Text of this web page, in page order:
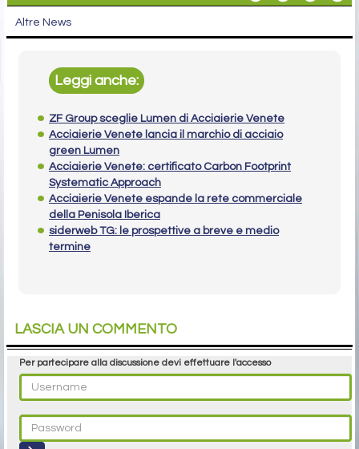
Altre News
Leggi anche:
ZF Group sceglie Lumen di Acciaierie Venete
Acciaierie Venete lancia il marchio di acciaio
green Lumen
Acciaierie Venete: certificato Carbon Footprint
Systematic Approach
Acciaierie Venete espande la rete commerciale
della Penisola Iberica
siderweb TG: le prospettive a breve e medio
termine
LASCIA UN COMMENTO
Per partecipare alla discussione devi effettuare l'accesso